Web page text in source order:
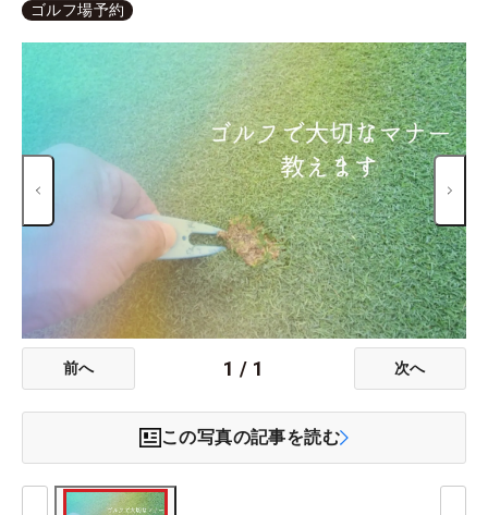
ゴルフ場予約
前へ 1 / 1 次へ
この写真の記事を読む